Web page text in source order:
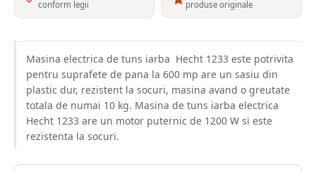
Masina electrica de tuns iarba Hecht 1233 este potrivita
pentru suprafete de pana la 600 mp are un sasiu din
plastic dur, rezistent la socuri, masina avand o greutate
totala de numai 10 kg. Masina de tuns iarba electrica
Hecht 1233 are un motor puternic de 1200 W si este
rezistenta la socuri.
conform legii produse originale